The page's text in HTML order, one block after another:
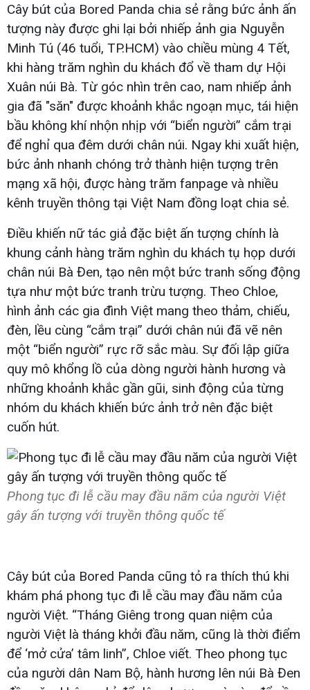
Cây bút của Bored Panda chia sẻ rằng bức ảnh ấn
tượng này được ghi lại bởi nhiếp ảnh gia Nguyễn
Minh Tú (46 tuổi, TP.HCM) vào chiều mùng 4 Tết,
khi hàng trăm nghìn du khách đổ về tham dự Hội
Xuân núi Bà. Từ góc nhìn trên cao, nam nhiếp ảnh
gia đã "săn" được khoảnh khắc ngoạn mục, tái hiện
bầu không khí nhộn nhịp với “biển người” cắm trại
để nghỉ qua đêm dưới chân núi. Ngay khi xuất hiện,
bức ảnh nhanh chóng trở thành hiện tượng trên
mạng xã hội, được hàng trăm fanpage và nhiều
kênh truyền thông tại Việt Nam đồng loạt chia sẻ.
Điều khiến nữ tác giả đặc biệt ấn tượng chính là
khung cảnh hàng trăm nghìn du khách tụ họp dưới
chân núi Bà Đen, tạo nên một bức tranh sống động
tựa như một bức tranh trừu tượng. Theo Chloe,
hình ảnh các gia đình Việt mang theo thảm, chiếu,
đèn, lều cùng “cắm trại” dưới chân núi đã vẽ nên
một “biển người” rực rỡ sắc màu. Sự đối lập giữa
quy mô khổng lồ của dòng người hành hương và
những khoảnh khắc gần gũi, sinh động của từng
nhóm du khách khiến bức ảnh trở nên đặc biệt
cuốn hút.
Phong tục đi lễ cầu may đầu năm của người Việt
gây ấn tượng với truyền thông quốc tế
Cây bút của Bored Panda cũng tỏ ra thích thú khi
khám phá phong tục đi lễ cầu may đầu năm của
người Việt. “Tháng Giêng trong quan niệm của
người Việt là tháng khởi đầu năm, cũng là thời điểm
để ‘mở cửa’ tâm linh”, Chloe viết. Theo phong tục
của người dân Nam Bộ, hành hương lên núi Bà Đen